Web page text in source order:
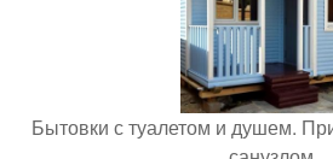
Бытовки с туалетом и душем.